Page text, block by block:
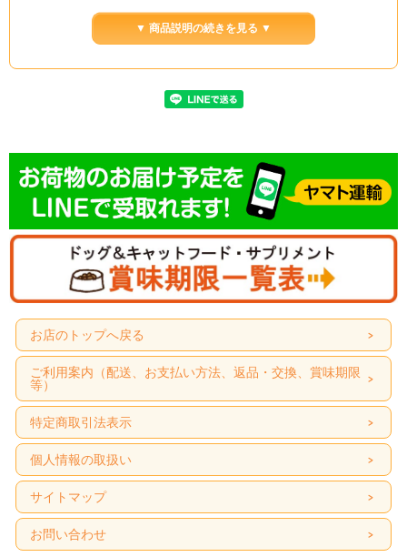
▼ 商品説明の続きを見る ▼
お店のトップへ戻る
ご利用案内（配送、お支払い方法、返品・交換、賞味期限
等）
特定商取引法表示
個人情報の取扱い
サイトマップ
お問い合わせ